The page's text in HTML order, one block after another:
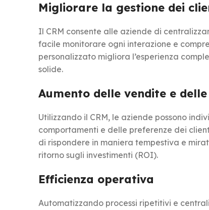
Migliorare la gestione dei
Il CRM consente alle aziende di
facile monitorare ogni interazione e
personalizzato migliora l’esperienza
solide.
Aumento delle vendite e
Utilizzando il CRM, le aziende possono
comportamenti e delle preferenze dei
di rispondere in maniera tempestiva e
ritorno sugli investimenti (ROI).
Efficienza operativa
Automatizzando processi ripetitivi e